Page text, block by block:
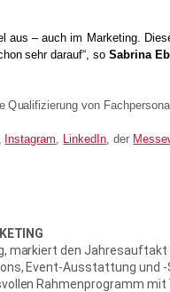
aus – auch im Marketing.
sehr darauf“, soSabrina
Qualifizierung von
Instagram, LinkedIn, der
markiert den
Event-Ausstattung
Rahmenprogramm